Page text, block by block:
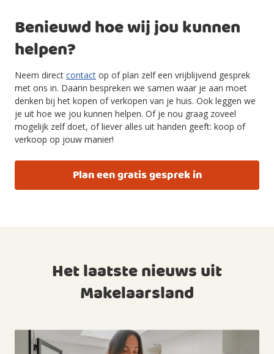
Benieuwd hoe wij jou kunnen
helpen?
Neem direct contact op of plan zelf een vrijblijvend gesprek
met ons in. Daarin bespreken we samen waar je aan moet
denken bij het kopen of verkopen van je huis. Ook leggen we
je uit hoe we jou kunnen helpen. Of je nou graag zoveel
mogelijk zelf doet, of liever alles uit handen geeft: koop of
verkoop op jouw manier!
Plan een gratis gesprek in
Het laatste nieuws uit
Makelaarsland